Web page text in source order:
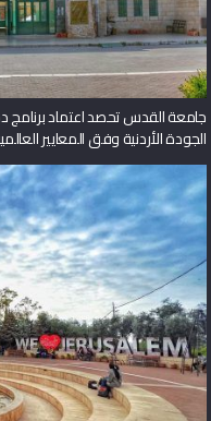
جامعة القدس تحصد اعتماد
الجودة الأردنية وفق المعايير